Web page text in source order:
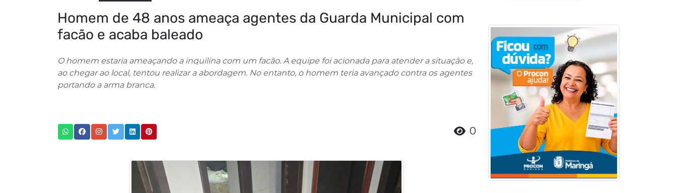
Homem de 48 anos ameaça agentes da Guarda Municipal com
facão e acaba baleado
O homem estaria ameaçando a inquilina com um facão. A equipe foi acionada para atender a situação e,
ao chegar ao local, tentou realizar a abordagem. No entanto, o homem teria avançado contra os agentes
portando a arma branca.
0